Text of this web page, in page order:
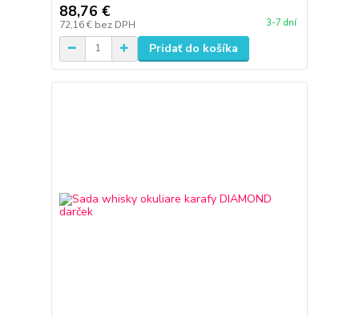
88,76 €
72,16 € bez DPH 3-7 dní
Pridať do košíka